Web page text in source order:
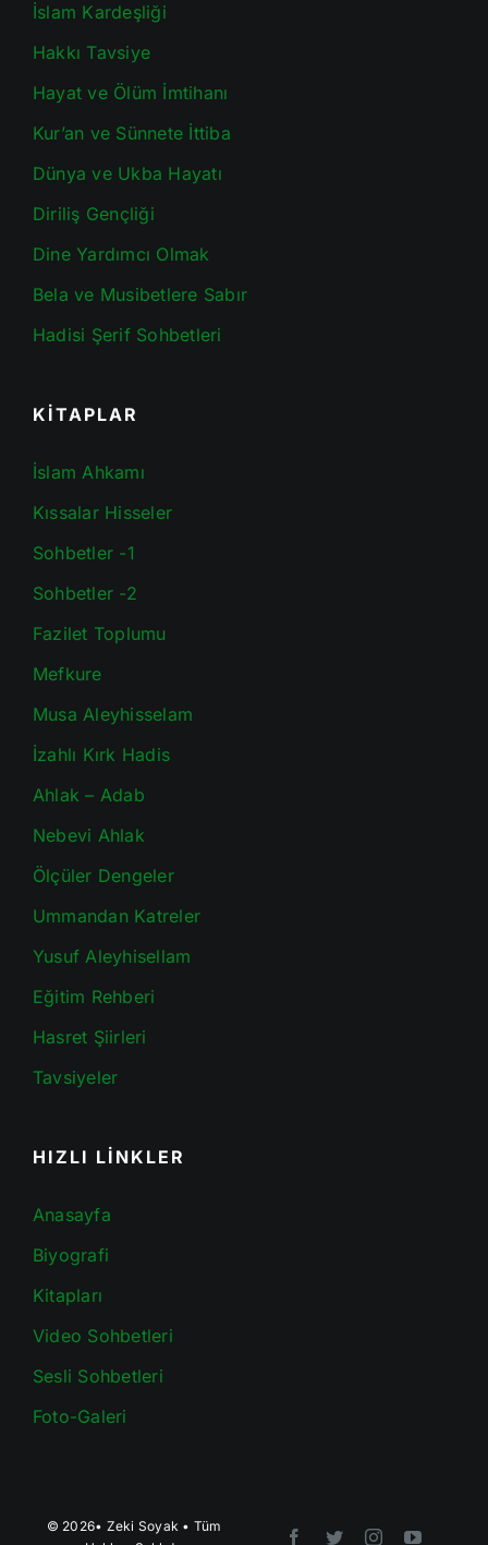
İslam Kardeşliği
Hakkı Tavsiye
Hayat ve Ölüm İmtihanı
Kur’an ve Sünnete İttiba
Dünya ve Ukba Hayatı
Diriliş Gençliği
Dine Yardımcı Olmak
Bela ve Musibetlere Sabır
Hadisi Şerif Sohbetleri
KİTAPLAR
İslam Ahkamı
Kıssalar Hisseler
Sohbetler -1
Sohbetler -2
Fazilet Toplumu
Mefkure
Musa Aleyhisselam
İzahlı Kırk Hadis
Ahlak – Adab
Nebevi Ahlak
Ölçüler Dengeler
Ummandan Katreler
Yusuf Aleyhisellam
Eğitim Rehberi
Hasret Şiirleri
Tavsiyeler
HIZLI LİNKLER
Anasayfa
Biyografi
Kitapları
Video Sohbetleri
Sesli Sohbetleri
Foto-Galeri
© 2026• Zeki Soyak • Tüm